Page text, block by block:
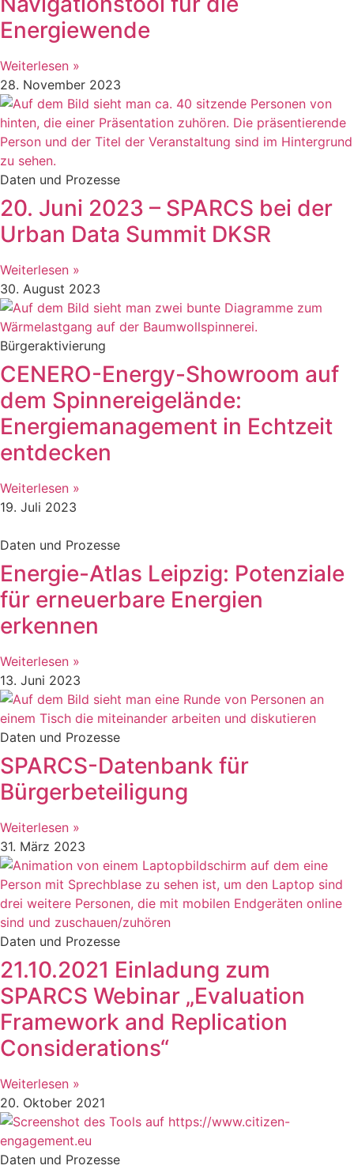
Energiewende
Weiterlesen »
28. November 2023
Daten und Prozesse
20. Juni 2023 – SPARCS bei der
Urban Data Summit DKSR
Weiterlesen »
30. August 2023
Bürgeraktivierung
CENERO-Energy-Showroom auf
dem Spinnereigelände:
Energiemanagement in Echtzeit
entdecken
Weiterlesen »
19. Juli 2023
Daten und Prozesse
Energie-Atlas Leipzig: Potenziale
für erneuerbare Energien
erkennen
Weiterlesen »
13. Juni 2023
Daten und Prozesse
SPARCS-Datenbank für
Bürgerbeteiligung
Weiterlesen »
31. März 2023
Daten und Prozesse
21.10.2021 Einladung zum
SPARCS Webinar „Evaluation
Framework and Replication
Considerations“
Weiterlesen »
20. Oktober 2021
Daten und Prozesse